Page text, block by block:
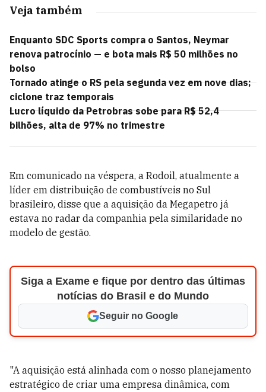
Veja também
Enquanto SDC Sports compra o Santos, Neymar
renova patrocínio — e bota mais R$ 50 milhões no
bolso
Tornado atinge o RS pela segunda vez em nove dias;
ciclone traz temporais
Lucro líquido da Petrobras sobe para R$ 52,4
bilhões, alta de 97% no trimestre
Em comunicado na véspera, a Rodoil, atualmente a
líder em distribuição de combustíveis no Sul
brasileiro, disse que a aquisição da Megapetro já
estava no radar da companhia pela similaridade no
modelo de gestão.
Siga a Exame e fique por dentro das últimas
notícias do Brasil e do Mundo
Seguir no Google
"A aquisição está alinhada com o nosso planejamento
estratégico de criar uma empresa dinâmica, com